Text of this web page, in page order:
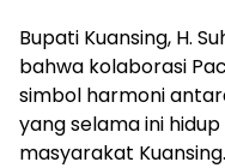
Bupati Kuansing, H.
bahwa kolaborasi
simbol harmoni
yang selama ini
masyarakat Kuansing.